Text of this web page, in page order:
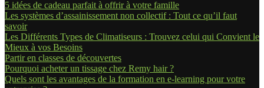
5 idées de cadeau parfait à offrir à votre famille
Les systèmes d’assainissement non collectif : Tout ce qu’il faut
savoir
Les Différents Types de Climatiseurs : Trouvez celui qui Convient le
Mieux à vos Besoins
Partir en classes de découvertes
Pourquoi acheter un tissage chez Remy hair ?
Quels sont les avantages de la formation en e-learning pour votre